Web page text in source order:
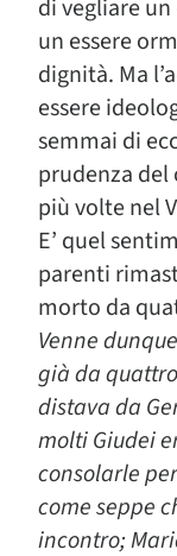
di vegliare
un essere
dignità. Ma
essere
semmai di
prudenza del
più volte nel
E’ quel
parenti
morto da
Venne
già da
distava da
molti Giudei
consolarle
come seppe
incontro;